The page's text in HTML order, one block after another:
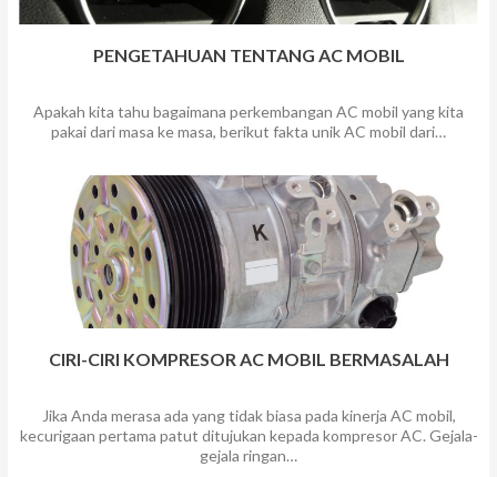
PENGETAHUAN TENTANG AC MOBIL
Apakah kita tahu bagaimana perkembangan AC mobil yang kita
pakai dari masa ke masa, berikut fakta unik AC mobil dari…
CIRI-CIRI KOMPRESOR AC MOBIL BERMASALAH
Jika Anda merasa ada yang tidak biasa pada kinerja AC mobil,
kecurigaan pertama patut ditujukan kepada kompresor AC. Gejala-
gejala ringan…